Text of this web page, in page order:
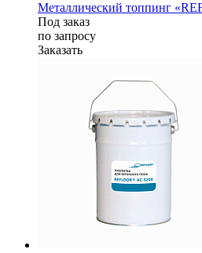
Металлический топпинг
Под заказ
по запросу
Заказать